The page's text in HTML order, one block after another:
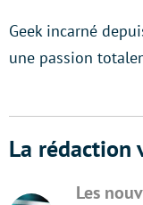
Geek incarné
une passion
La rédaction
Les